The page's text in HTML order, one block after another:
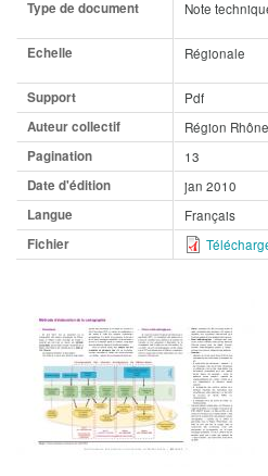
Type de document Note
Echelle Régionale
Support
Pdf
Auteur collectif
Région
Pagination
13
Date d'édition
jan 2010
Langue
Français
Fichier